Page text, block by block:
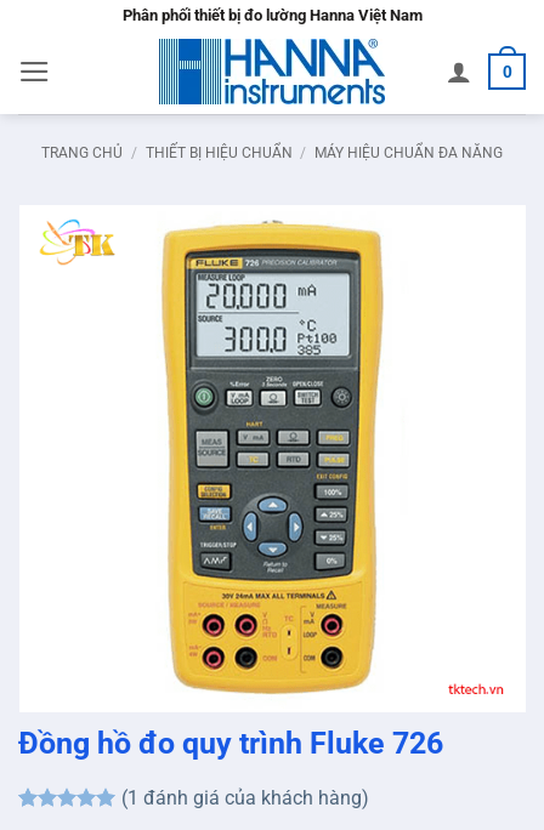
nội
dung
Phân phối thiết bị đo lường Hanna Việt Nam
0
TRANG CHỦ / THIẾT BỊ HIỆU CHUẨN / MÁY HIỆU CHUẨN ĐA NĂNG
Đồng hồ đo quy trình Fluke 726
(1 đánh giá của khách hàng)